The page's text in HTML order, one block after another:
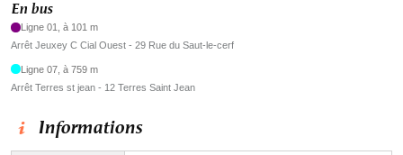
En bus
Ligne 01, à 101 m
Arrêt Jeuxey C Cial Ouest - 29 Rue du Saut-le-cerf
Ligne 07, à 759 m
Arrêt Terres st jean - 12 Terres Saint Jean
Informations